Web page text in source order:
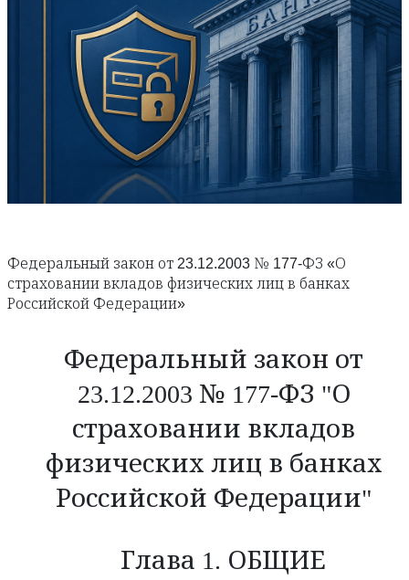
Федеральный закон от 23.12.2003 № 177-ФЗ «О
страховании вкладов физических лиц в банках
Российской Федерации»
Федеральный закон от
23.12.2003 № 177-ФЗ "О
страховании вкладов
физических лиц в банках
Российской Федерации"
Глава 1. ОБЩИЕ